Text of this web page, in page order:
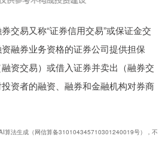
交易又称“证券信用交易”或保证金交
融券业务资格的证券公司提供担保
资交易）或借入证券并卖出（融券交
资者的融资、融券和金融机构对券商
算法生成（网信算备310104345710301240019号），不